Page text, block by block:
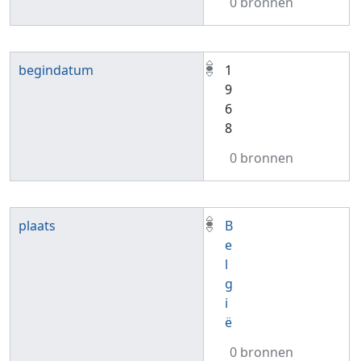
begindatum
1
9
6
8
0 bronnen
plaats
B
e
l
g
i
ë
0 bronnen